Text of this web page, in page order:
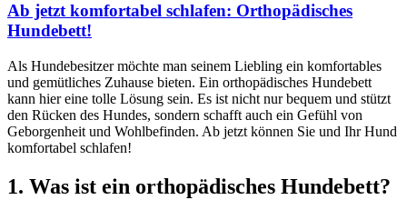
Ab jetzt komfortabel schlafen: Orthopädisches
Hundebett!
Als Hundebesitzer möchte man seinem Liebling ein komfortables
und gemütliches Zuhause bieten. Ein orthopädisches Hundebett
kann hier eine tolle Lösung sein. Es ist nicht nur bequem und stützt
den Rücken des Hundes, sondern schafft auch ein Gefühl von
Geborgenheit und Wohlbefinden. Ab jetzt können Sie und Ihr Hund
komfortabel schlafen!
1. Was ist ein orthopädisches Hundebett?